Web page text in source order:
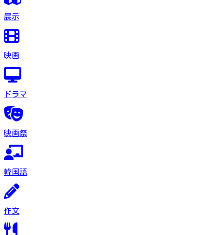
展示
映画
ドラマ
映画祭
韓国語
作文